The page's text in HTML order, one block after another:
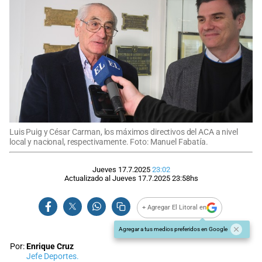
Luis Puig y César Carman, los máximos directivos del ACA a nivel
local y nacional, respectivamente. Foto: Manuel Fabatía.
Jueves 17.7.2025 23:02
Actualizado al Jueves 17.7.2025 23:58hs
+ Agregar El Litoral en
Agregar a tus medios preferidos en Google
Por:Enrique Cruz
Jefe Deportes.